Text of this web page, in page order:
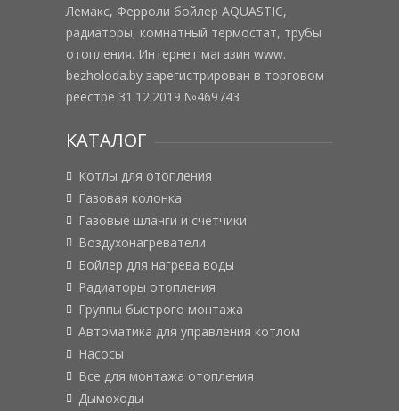
Лемакс, Ферроли бойлер AQUASTIC,
радиаторы, комнатный термостат, трубы
отопления. Интернет магазин www.
bezholoda.by зарегистрирован в торговом
реестре 31.12.2019 №469743
КАТАЛОГ
Котлы для отопления
Газовая колонка
Газовые шланги и счетчики
Воздухонагреватели
Бойлер для нагрева воды
Радиаторы отопления
Группы быстрого монтажа
Автоматика для управления котлом
Насосы
Все для монтажа отопления
Дымоходы